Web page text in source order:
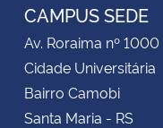
CAMPUS SEDE
Av. Roraima nº 1000
Cidade Universitária
Bairro Camobi
Santa Maria - RS